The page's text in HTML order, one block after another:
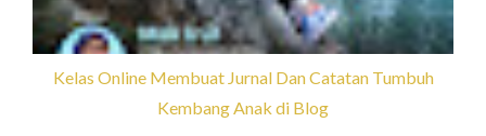
Kelas Online Membuat Jurnal Dan Catatan Tumbuh
Kembang Anak di Blog